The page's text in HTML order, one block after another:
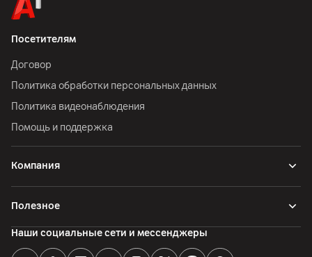
Посетителям
Договор
Политика обработки персональных данных
Политика видеонаблюдения
Помощь и поддержка
Компания
Полезное
Наши социальные сети и мессенджеры